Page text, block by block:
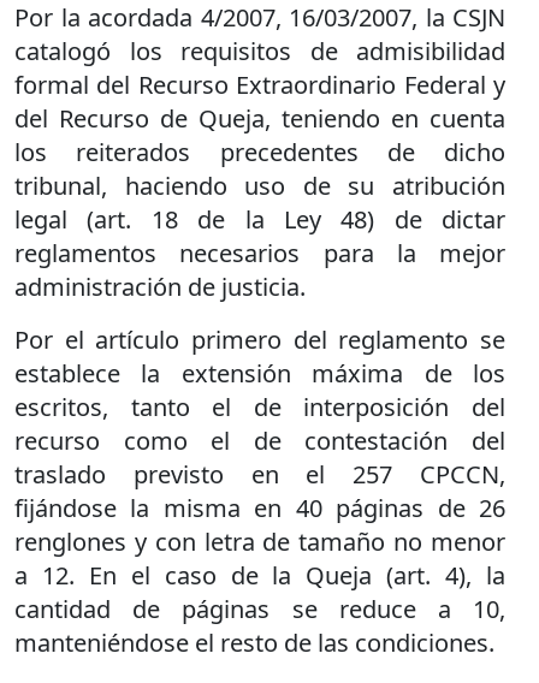
Por la acordada 4/2007, 16/03/2007, la CSJN
catalogó los requisitos de admisibilidad
formal del Recurso Extraordinario Federal y
del Recurso de Queja, teniendo en cuenta
los reiterados precedentes de dicho
tribunal, haciendo uso de su atribución
legal (art. 18 de la Ley 48) de dictar
reglamentos necesarios para la mejor
administración de justicia.
Por el artículo primero del reglamento se
establece la extensión máxima de los
escritos, tanto el de interposición del
recurso como el de contestación del
traslado previsto en el 257 CPCCN,
fijándose la misma en 40 páginas de 26
renglones y con letra de tamaño no menor
a 12. En el caso de la Queja (art. 4), la
cantidad de páginas se reduce a 10,
manteniéndose el resto de las condiciones.